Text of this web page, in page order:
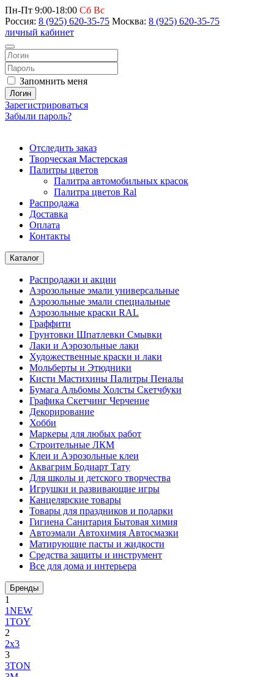
Пн-Пт 9:00-18:00 Сб Вс
Россия: 8 (925) 620-35-75 Москва: 8 (925) 620-35-75
личный кабинет
Запомнить меня
Логин
Зарегистрироваться
Забыли пароль?
Отследить заказ
Творческая Мастерская
Палитры цветов
Палитра автомобильных красок
Палитра цветов Ral
Распродажа
Доставка
Оплата
Контакты
Каталог
Распродажи и акции
Аэрозольные эмали универсальные
Аэрозольные эмали специальные
Аэрозольные краски RAL
Граффити
Грунтовки Шпатлевки Смывки
Лаки и Аэрозольные лаки
Художественные краски и лаки
Мольберты и Этюдники
Кисти Мастихины Палитры Пеналы
Бумага Альбомы Холсты Скетчбуки
Графика Скетчинг Черчение
Декорирование
Хобби
Маркеры для любых работ
Строительные ЛКМ
Клеи и Аэрозольные клеи
Аквагрим Бодиарт Тату
Для школы и детского творчества
Игрушки и развивающие игры
Канцелярские товары
Товары для праздников и подарки
Гигиена Санитария Бытовая химия
Автоэмали Автохимия Автосмазки
Матирующие пасты и жидкости
Средства защиты и инструмент
Все для дома и интерьера
Бренды
1
1NEW
1TOY
2
2x3
3
3TON